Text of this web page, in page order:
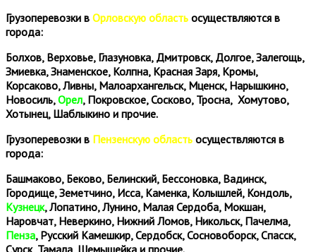
Грузоперевозки в Орловскую область осуществляются в
города:
Болхов, Верховье, Глазуновка, Дмитровск, Долгое, Залегощь,
Змиевка, Знаменское, Колпна, Красная Заря, Кромы,
Корсаково, Ливны, Малоархангельск, Мценск, Нарышкино,
Новосиль,Орел, Покровское, Сосково, Тросна, Хомутово,
Хотынец, Шаблыкино и прочие.
Грузоперевозки в Пензенскую область осуществляются в
города:
Башмаково, Беково, Белинский, Бессоновка, Вадинск,
Городище, Земетчино, Исса, Каменка, Колышлей, Кондоль,
Кузнецк, Лопатино, Лунино, Малая Сердоба, Мокшан,
Наровчат, Неверкино, Нижний Ломов, Никольск, Пачелма,
Пенза, Русский Камешкир, Сердобск, Сосновоборск, Спасск,
Сурск, Тамала, Шемышейка и прочие.